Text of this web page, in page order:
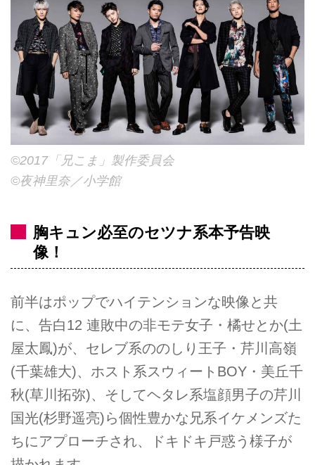
©2017「兄こま」製作委員会
©夜神里奈／小学館
胸キュン必至のセツナ系本予告映
像！
前半はポップでハイテンションな映像と共
に、告白12 連敗中の非モテ女子・橘せとか(土
屋太鳳)が、セレブ系ののしり王子・芹川高嶺
(千葉雄大)、ホスト系スウィートBOY・美丘千
秋(草川拓弥)、そしてヘタレ系塩顔男子の芹川
国光(杉野遥亮)ら個性豊かな兄系イケメンズた
ちにアプローチされ、ドキドキ戸惑う様子が